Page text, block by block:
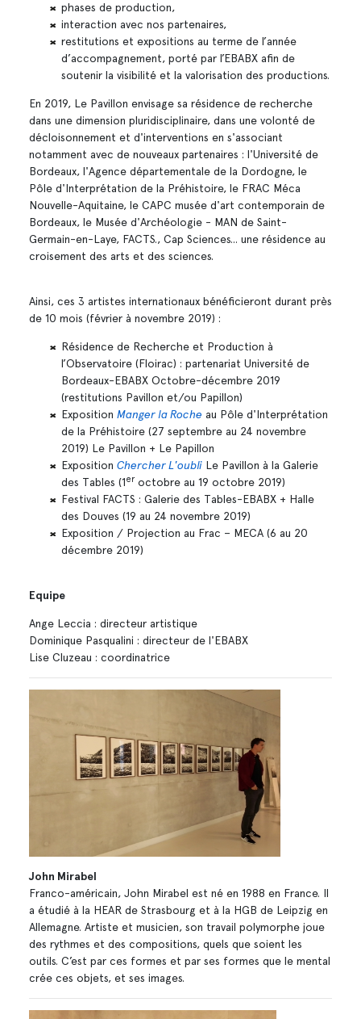
phases de production,
interaction avec nos partenaires,
restitutions et expositions au terme de l’année
d’accompagnement, porté par l’EBABX afin de
soutenir la visibilité et la valorisation des productions.
En 2019, Le Pavillon envisage sa résidence de recherche
dans une dimension pluridisciplinaire, dans une volonté de
décloisonnement et d'interventions en s'associant
notamment avec de nouveaux partenaires : l'Université de
Bordeaux, l'Agence départementale de la Dordogne, le
Pôle d'Interprétation de la Préhistoire, le FRAC Méca
Nouvelle-Aquitaine, le CAPC musée d'art contemporain de
Bordeaux, le Musée d'Archéologie - MAN de Saint-
Germain-en-Laye, FACTS., Cap Sciences... une résidence au
croisement des arts et des sciences.
Ainsi, ces 3 artistes internationaux bénéficieront durant près
de 10 mois (février à novembre 2019) :
Résidence de Recherche et Production à
l’Observatoire (Floirac) : partenariat Université de
Bordeaux-EBABX Octobre-décembre 2019
(restitutions Pavillon et/ou Papillon)
Exposition Manger la Roche au Pôle d'Interprétation
de la Préhistoire (27 septembre au 24 novembre
2019) Le Pavillon + Le Papillon
Exposition Chercher L'oubliLe Pavillon à la Galerie
des Tables (1eroctobre au 19 octobre 2019)
Festival FACTS : Galerie des Tables-EBABX + Halle
des Douves (19 au 24 novembre 2019)
Exposition / Projection au Frac – MECA (6 au 20
décembre 2019)
Equipe
Ange Leccia : directeur artistique
Dominique Pasqualini : directeur de l'EBABX
Lise Cluzeau : coordinatrice
John Mirabel
Franco-américain, John Mirabel est né en 1988 en France. Il
a étudié à la HEAR de Strasbourg et à la HGB de Leipzig en
Allemagne. Artiste et musicien, son travail polymorphe joue
des rythmes et des compositions, quels que soient les
outils. C’est par ces formes et par ses formes que le mental
crée ces objets, et ses images.